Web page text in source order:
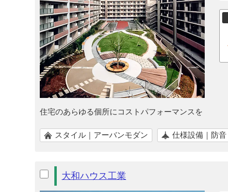
住宅のあらゆる個所にコストパフォーマンスを
スタイル｜アーバンモダン 仕様設備｜防
大和ハウス工業